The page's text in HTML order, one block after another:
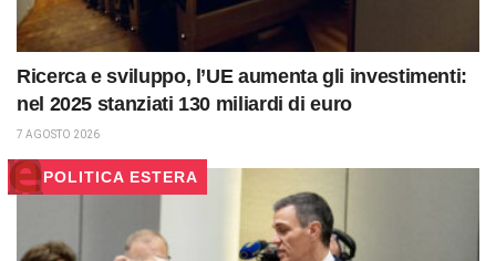
Ricerca e sviluppo, l’UE aumenta gli investimenti:
nel 2025 stanziati 130 miliardi di euro
7 AGOSTO 2026
POLITICA ESTERA